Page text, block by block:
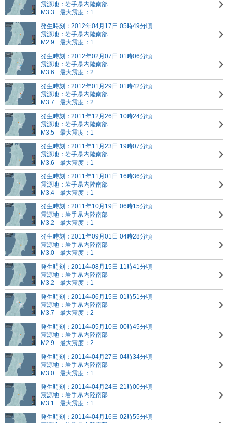
震源地：岩手県内陸南部
M3.3
最大震度：1
発生時刻：2012年04月17日 05時49分頃
震源地：岩手県内陸南部
M2.9
最大震度：1
発生時刻：2012年02月07日 01時06分頃
震源地：岩手県内陸南部
M3.6
最大震度：2
発生時刻：2012年01月29日 01時42分頃
震源地：岩手県内陸南部
M3.7
最大震度：2
発生時刻：2011年12月26日 10時24分頃
震源地：岩手県内陸南部
M3.5
最大震度：1
発生時刻：2011年11月23日 19時07分頃
震源地：岩手県内陸南部
M3.6
最大震度：1
発生時刻：2011年11月01日 16時36分頃
震源地：岩手県内陸南部
M3.4
最大震度：1
発生時刻：2011年10月19日 06時15分頃
震源地：岩手県内陸南部
M3.2
最大震度：1
発生時刻：2011年09月01日 04時28分頃
震源地：岩手県内陸南部
M3.0
最大震度：1
発生時刻：2011年08月15日 11時41分頃
震源地：岩手県内陸南部
M3.2
最大震度：1
発生時刻：2011年06月15日 01時51分頃
震源地：岩手県内陸南部
M3.7
最大震度：2
発生時刻：2011年05月10日 00時45分頃
震源地：岩手県内陸南部
M2.9
最大震度：2
発生時刻：2011年04月27日 04時34分頃
震源地：岩手県内陸南部
M3.0
最大震度：1
発生時刻：2011年04月24日 21時00分頃
震源地：岩手県内陸南部
M3.1
最大震度：1
発生時刻：2011年04月16日 02時55分頃